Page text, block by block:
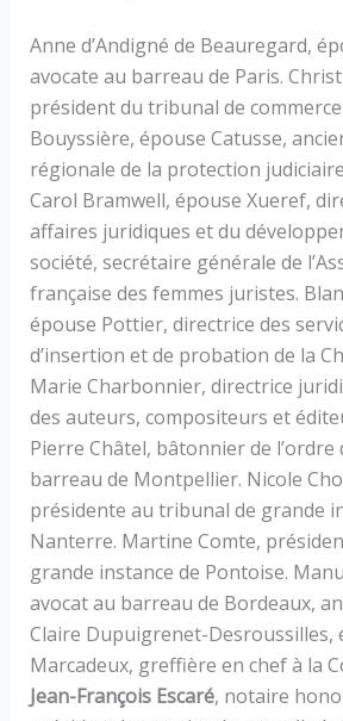
Anne d’Andigné de Beauregard,
avocate au barreau de Paris.
président du tribunal de commerce
Bouyssière, épouse Catusse,
régionale de la protection
Carol Bramwell, épouse Xueref,
affaires juridiques et du
société, secrétaire générale de
française des femmes juristes.
épouse Pottier, directrice des
d’insertion et de probation de la
Marie Charbonnier, directrice
des auteurs, compositeurs et
Pierre Châtel, bâtonnier de l’ordre
barreau de Montpellier. Nicole
présidente au tribunal de grande
Nanterre. Martine Comte,
grande instance de Pontoise.
avocat au barreau de Bordeaux,
Claire Dupuigrenet-Desroussilles,
Marcadeux, greffière en chef à la
Jean-François Escaré, notaire